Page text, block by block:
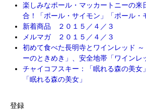
楽しみなポール・マッカートニーの来
合！「ポール・サイモン」「ポール・
新着商品 ２０１５／４／３
メルマガ ２０１５／４／３
初めて食べた長明寺とワインレッド
ーのときめき」、安全地帯「ワインレ
チャイコフスキー：「眠れる森の美女
「眠れる森の美女」
登録